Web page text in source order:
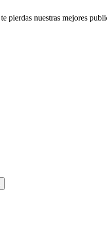
pierdas nuestras mejores